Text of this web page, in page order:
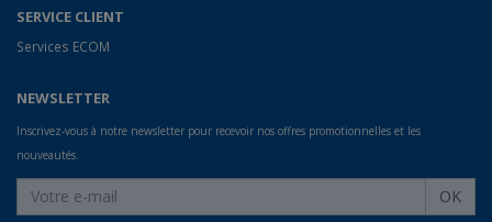
SERVICE CLIENT
Services ECOM
NEWSLETTER
Inscrivez-vous à notre newsletter pour recevoir nos offres promotionnelles et les
nouveautés.
OK